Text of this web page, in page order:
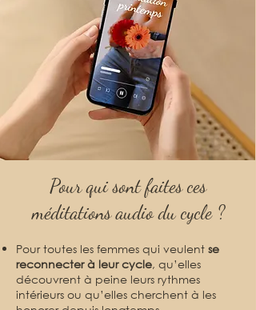
Pour qui sont faites ces
méditations audio du cycle ?
Pour toutes les femmes qui veulent se
reconnecter à leur cycle, qu’elles
découvrent à peine leurs rythmes
intérieurs ou qu’elles cherchent à les